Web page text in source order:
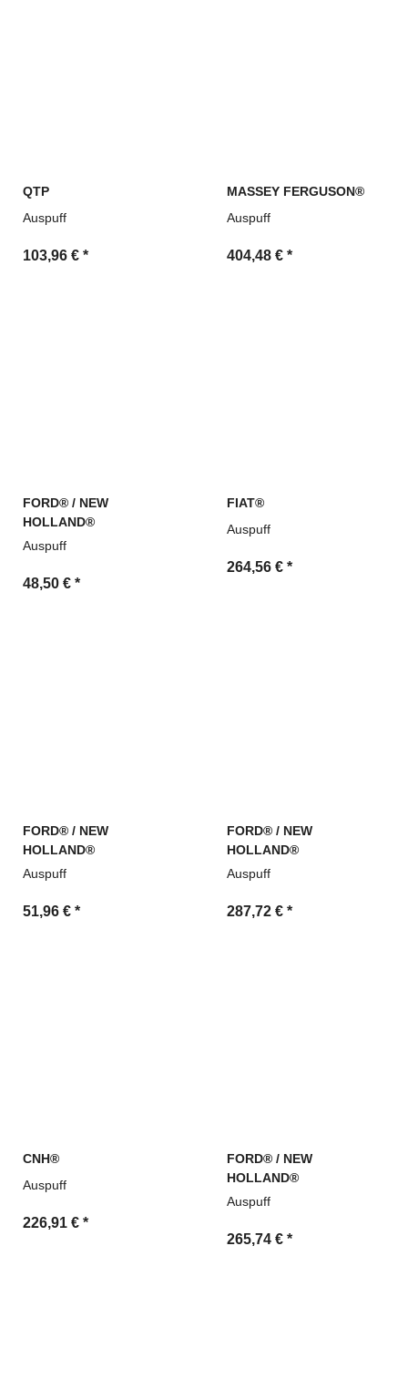
QTP
Auspuff
103,96 € *
MASSEY FERGUSON®
Auspuff
404,48 € *
FORD® / NEW
HOLLAND®
Auspuff
48,50 € *
FIAT®
Auspuff
264,56 € *
FORD® / NEW
HOLLAND®
Auspuff
51,96 € *
FORD® / NEW
HOLLAND®
Auspuff
287,72 € *
CNH®
Auspuff
226,91 € *
FORD® / NEW
HOLLAND®
Auspuff
265,74 € *